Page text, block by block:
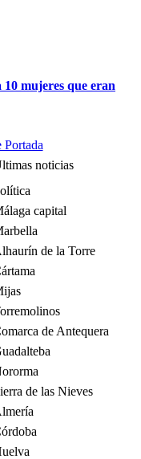
mujeres que eran
Portada
noticias
capital
de la Torre
de Antequera
de las Nieves